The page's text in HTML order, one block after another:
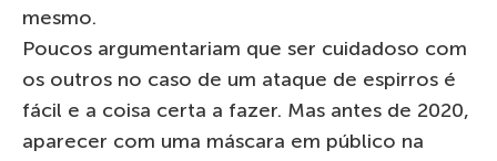
mesmo.
Poucos argumentariam que ser cuidadoso com
os outros no caso de um ataque de espirros é
fácil e a coisa certa a fazer. Mas antes de 2020,
aparecer com uma máscara em público na